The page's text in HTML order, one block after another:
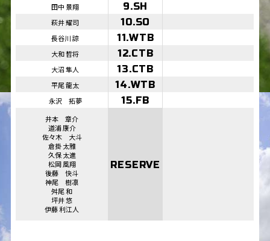
田中 景翔 9.SH
萩井 耀司 10.SO
長谷川 諒 11.WTB
大和 哲将 12.CTB
大沼 隼人 13.CTB
平尾 龍太 14.WTB
永沢 拓夢 15.FB
井本 章介
道浦 康介
佐々木 大斗
倉掛 太雅
久保 太進
松岡 風翔
後藤 快斗
神尾 樹凛
舛尾 和
坪井 悠
伊藤 利江人
RESERVE